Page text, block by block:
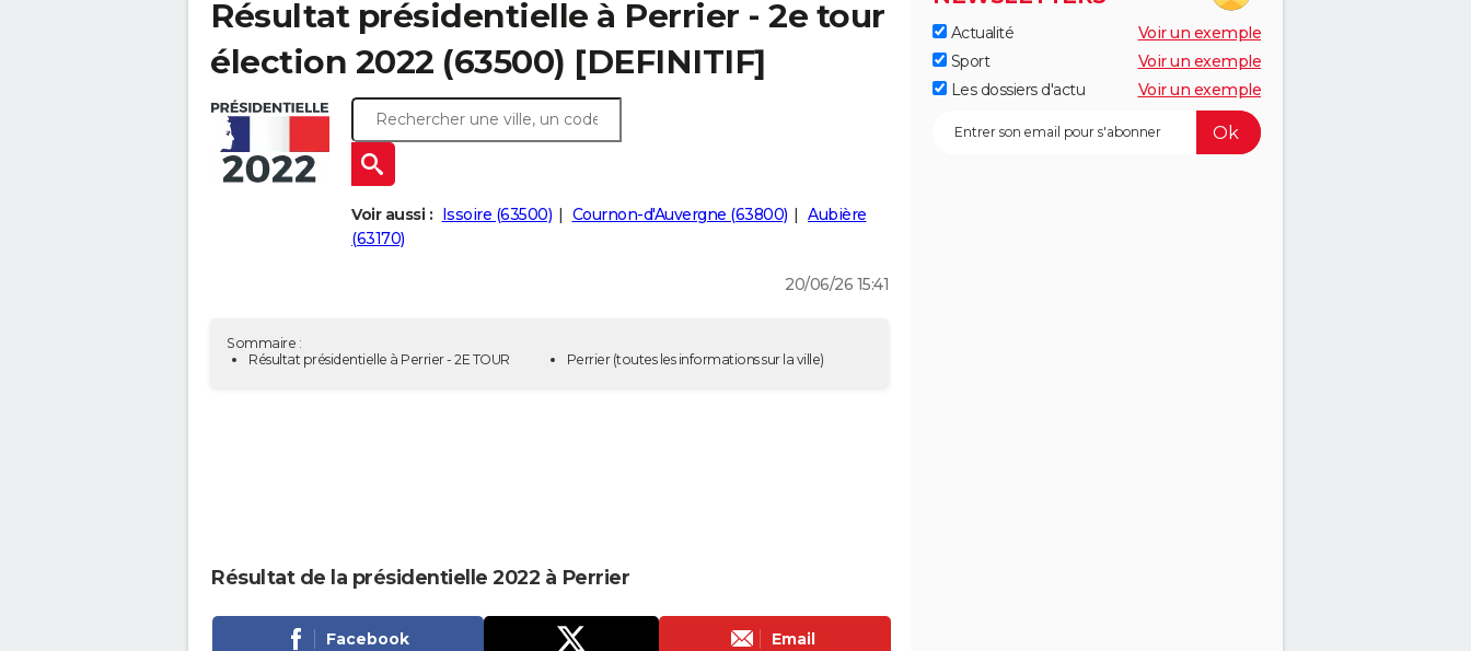
Résultat présidentielle à Perrier - 2e tour
élection 2022 (63500) [DEFINITIF]
Voir aussi : Issoire (63500) Cournon-d'Auvergne (63800)
Aubière
(63170)
20/06/26 15:41
Sommaire :
Résultat présidentielle à Perrier - 2E TOUR
Perrier(toutes les informations sur la ville)
Résultat de la présidentielle 2022 à Perrier
Facebook Email
Actualité
Voir un exemple
Sport
Voir un exemple
Les dossiers d'actu
Voir un exemple